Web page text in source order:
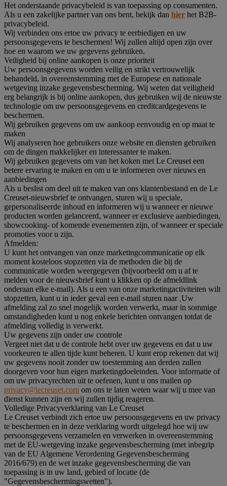
Het onderstaande privacybeleid is van toepassing op consumenten.
Als u een zakelijke partner van ons bent, bekijk dan hier het B2B-
privacybeleid.
Wij verbinden ons ertoe uw privacy te eerbiedigen en uw
persoonsgegevens te beschermen! Wij zullen altijd open zijn over
hoe en waarom we uw gegevens gebruiken.
Veiligheid bij online aankopen is onze prioriteit
Uw persoonsgegevens worden veilig en strikt vertrouwelijk
behandeld, in overeenstemming met de Europese en nationale
wetgeving inzake gegevensbescherming. Wij weten dat veiligheid
erg belangrijk is bij online aankopen, dus gebruiken wij de nieuwste
technologie om uw persoonsgegevens en creditcardgegevens te
beschermen.
Wij gebruiken gegevens om uw aankoop eenvoudig en op maat te
maken
Wij analyseren hoe gebruikers onze website en diensten gebruiken
om de dingen makkelijker en interessanter te maken.
Wij gebruiken gegevens om van het koken met Le Creuset een
betere ervaring te maken en om u te informeren over nieuws en
aanbiedingen
Als u beslist om deel uit te maken van ons klantenbestand en de Le
Creuset-nieuwsbrief te ontvangen, sturen wij u speciale,
gepersonaliseerde inhoud en informeren wij u wanneer er nieuwe
producten worden gelanceerd, wanneer er exclusieve aanbiedingen,
showcooking- of komende evenementen zijn, of wanneer er speciale
promoties voor u zijn.
Afmelden:
U kunt het ontvangen van onze marketingcommunicatie op elk
moment kosteloos stopzetten via de methoden die bij de
communicatie worden weergegeven (bijvoorbeeld om u af te
melden voor de nieuwsbrief kunt u klikken op de afmeldlink
onderaan elke e-mail). Als u een van onze marketingactiviteiten wilt
stopzetten, kunt u in ieder geval een e-mail sturen naar .Uw
afmelding zal zo snel mogelijk worden verwerkt, maar in sommige
omstandigheden kunt u nog enkele berichten ontvangen totdat de
afmelding volledig is verwerkt.
Uw gegevens zijn onder uw controle
Vergeet niet dat u de controle hebt over uw gegevens en dat u uw
voorkeuren te allen tijde kunt beheren. U kunt erop rekenen dat wij
uw gegevens nooit zonder uw toestemming aan derden zullen
doorgeven voor hun eigen marketingdoeleinden. Voor informatie of
om uw privacyrechten uit te oefenen, kunt u ons mailen op
privacy@lecreuset.com om ons te laten weten waar wij u mee van
dienst kunnen zijn en wij zullen tijdig reageren.
Volledige Privacyverklaring van Le Creuset
Le Creuset verbindt zich ertoe uw persoonsgegevens en uw privacy
te beschermen en in deze verklaring wordt uitgelegd hoe wij uw
persoonsgegevens verzamelen en verwerken in overeenstemming
met de EU-wetgeving inzake gegevensbescherming (met inbegrip
van de EU Algemene Verordening Gegevensbescherming
2016/679) en de wet inzake gegevensbescherming die van
toepassing is in uw land, gebied of locatie (de
"Gegevensbeschermingswetten").